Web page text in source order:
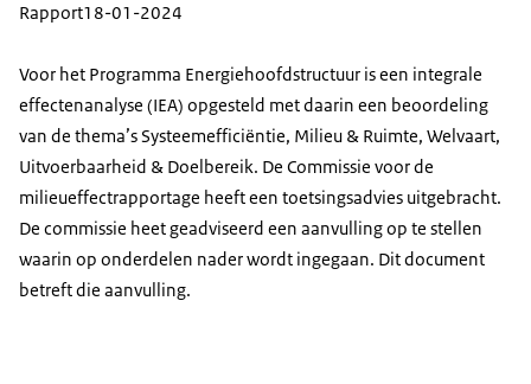
Rapport18-01-2024
Voor het Programma Energiehoofdstructuur is een integrale
effectenanalyse (IEA) opgesteld met daarin een beoordeling
van de thema’s Systeemefficiëntie, Milieu & Ruimte, Welvaart,
Uitvoerbaarheid & Doelbereik. De Commissie voor de
milieueffectrapportage heeft een toetsingsadvies uitgebracht.
De commissie heet geadviseerd een aanvulling op te stellen
waarin op onderdelen nader wordt ingegaan. Dit document
betreft die aanvulling.